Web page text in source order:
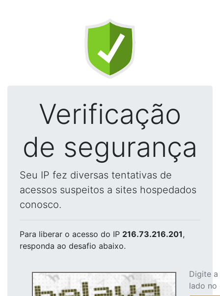
Verificação
de segurança
Seu IP fez diversas tentativas de
acessos suspeitos a sites hospedados
conosco.
Para liberar o acesso do IP 216.73.216.201,
responda ao desafio abaixo.
Digite
lado no